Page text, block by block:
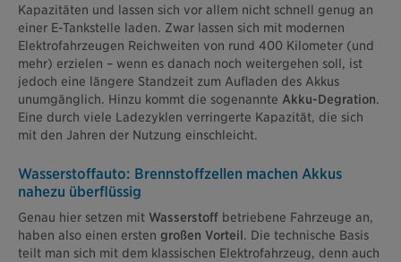
Kapazitäten und lassen sich vor allem nicht schnell genug an
einer E-Tankstelle laden. Zwar lassen sich mit modernen
Elektrofahrzeugen Reichweiten von rund 400 Kilometer (und
mehr) erzielen – wenn es danach noch weitergehen soll, ist
jedoch eine längere Standzeit zum Aufladen des Akkus
unumgänglich. Hinzu kommt die sogenannte Akku-Degration.
Eine durch viele Ladezyklen verringerte Kapazität, die sich
mit den Jahren der Nutzung einschleicht.
Wasserstoffauto: Brennstoffzellen machen Akkus
nahezu überflüssig
Genau hier setzen mit Wasserstoff betriebene Fahrzeuge an,
haben also einen ersten großen Vorteil. Die technische Basis
teilt man sich mit dem klassischen Elektrofahrzeug, denn auch